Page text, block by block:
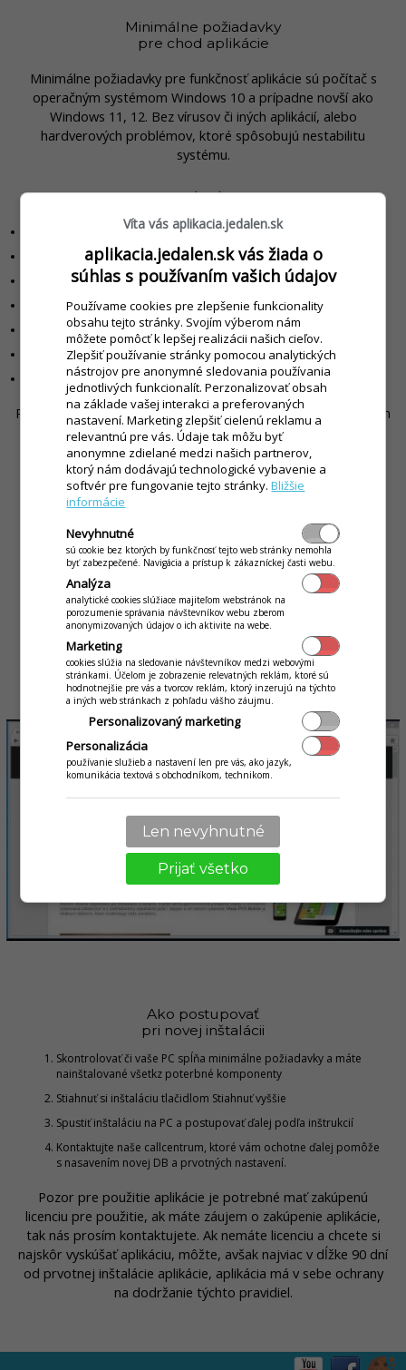
Minimálne požiadavky
pre chod aplikácie
Minimálne požiadavky pre funkčnosť aplikácie sú počítač s
operačným systémom Windows 10 a prípadne novší ako
Windows 11, 12. Bez vírusov či iných aplikácií, alebo
hardverových problémov, ktoré spôsobujú nestabilitu
systému.
Technicky:
Pamäť 4 GB RAM
Pevný disk 5 GB voľného miesta
Monitor s rozlíšením min. 1280x1024
SQL Native Client 2012
.NET Framework 4.7.2
SQL LocalDB 2017 /SQL Express 2017
Pre využitie elektronického výdaja stravy s jedným terminálom
je potrebný jeden sériový port, alebo USB port.
Ak chcete využívať webové rozhranie pre stravníkov je
potrebné, aby počítač mal pripojenie na internet.
Ako postupovať
Stiahnuť si inštaláciu tlačidlom Stiahnuť vyššie
Spustiť inštaláciu na PC a postupovať ďalej podľa inštrukcií
Spustiť aplikáciu, ktorá spraví dodatočné zmeny, ako
aktualizáciu receptúr ak je potreba či zmeny nastavení.
Ako postupovať
pri novej inštalácii
Skontrolovať či vaše PC spĺňa minimálne požiadavky a máte
nainštalované všetkz poterbné komponenty
Stiahnuť si inštaláciu tlačidlom Stiahnuť vyššie
Spustiť inštaláciu na PC a postupovať ďalej podľa inštrukcií
Kontaktujte naše callcentrum, ktoré vám ochotne ďalej pomôže
s nasavením novej DB a prvotných nastavení.
Pozor pre použitie aplikácie je potrebné mať zakúpenú
licenciu pre použitie, ak máte záujem o zakúpenie aplikácie,
tak nás prosím kontaktujete. Ak nemáte licenciu a chcete si
najskôr vyskúšať aplikáciu, môžte, avšak najviac v dĺžke 90 dní
od prvotnej inštalácie aplikácie, aplikácia má v sebe ochrany
na dodržanie týchto pravidiel.
Víta vás aplikacia.jedalen.sk
aplikacia.jedalen.sk vás žiada o
súhlas s používaním vašich údajov
Používame cookies pre zlepšenie funkcionality
obsahu tejto stránky. Svojím výberom nám
môžete pomôcť k lepšej realizácii našich cieľov.
Zlepšiť používanie stránky pomocou analytických
nástrojov pre anonymné sledovania používania
jednotlivých funkcionalít. Perzonalizovať obsah
na základe vašej interakci a preferovaných
nastavení. Marketing zlepšiť cielenú reklamu a
relevantnú pre vás. Údaje tak môžu byť
anonymne zdielané medzi našich partnerov,
ktorý nám dodávajú technologické vybavenie a
softvér pre fungovanie tejto stránky.Bližšie
informácie
Nevyhnutné
sú cookie bez ktorých by funkčnosť tejto web stránky nemohla
byť zabezpečené. Navigácia a prístup k zákazníckej časti webu.
Analýza
analytické cookies slúžiace majiteľom webstránok na
porozumenie správania návštevníkov webu zberom
anonymizovaných údajov o ich aktivite na webe.
Marketing
cookies slúžia na sledovanie návštevníkov medzi webovými
stránkami. Účelom je zobrazenie relevatných reklám, ktoré sú
hodnotnejšie pre vás a tvorcov reklám, ktorý inzerujú na týchto
a iných web stránkach z pohľadu vášho záujmu.
Personalizovaný marketing
Personalizácia
používanie služieb a nastavení len pre vás, ako jazyk,
komunikácia textová s obchodníkom, technikom.
Len nevyhnutné
Prijať všetko